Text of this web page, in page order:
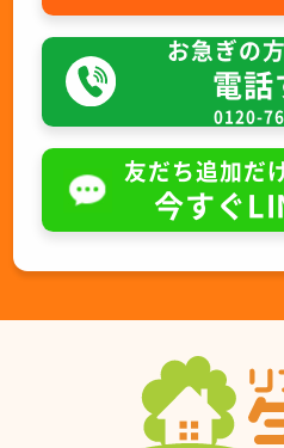
お急ぎの
電話
0120-
友だち追加だ
今すぐ